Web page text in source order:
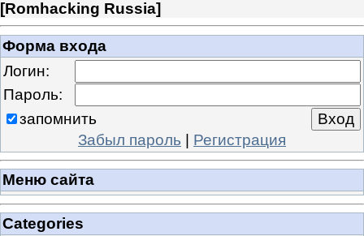
[Romhacking Russia]
Форма входа
Логин:
Пароль:
запомнить
Забыл пароль | Регистрация
Меню сайта
Categories